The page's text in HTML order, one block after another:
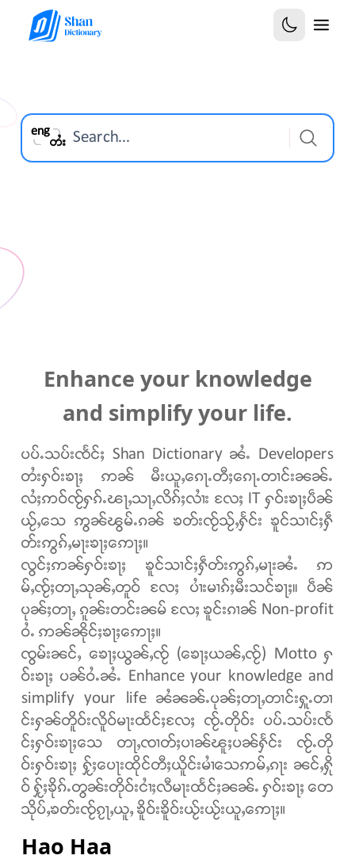
eng
တႆး
Select is focused ,type to refine list, press Down
Search...
Enhance your knowledge
and simplify your life.
ပပ်ႉသပ်းၸႅင်ႈ Shan Dictionary ၼႆႉ Developers
တႆးႁဝ်းၶႃႈ ဢၼ် မီးယူႇၵေႃႉတီႈၵေႃႉတၢင်းၼၼ်ႉ
လႆႈဢဝ်ၸႂ်ႁၵ်ႉၽႃႇသႃႇလိၵ်ႈလၢႆး လႄႈ IT ႁဝ်းၶႃႈပဵၼ်
ယႂ်ႇသေ ဢွၼ်ၽွမ်ႉၵၼ် ၶတ်းၸႂ်သႂ်ႇႁႅင်း ၶူင်သၢင်ႈႁဵ
တ်းဢွၵ်ႇမႃးၶႃႈဢေႃႈ။
လွင်ႈဢၼ်ႁဝ်းၶႃႈ ၶူင်သၢင်ႈႁဵတ်းဢွၵ်ႇမႃးၼႆႉ ဢ
မ်ႇၸႂ်ႈတႃႇသုၼ်ႇတူဝ် လႄႈ ပၢႆးမၢၵ်ႈမီးသင်ၶႃႈ၊၊ ပဵၼ်
ပုၼ်ႈတႃႇ ၵူၼ်းတင်းၼမ် လႄႈ ၶူင်းၵၢၼ် Non-profit
ဝႆႉ ဢၼ်ၼိုင်ႈၶႃႈဢေႃႈ။
ၸွမ်းၼင်ႇ ၶေႃႈယွၼ်ႇၸႂ် (ၶေႃႈယၼ်ႇၸႂ်) Motto ႁ
ဝ်းၶႃႈ ပၼ်ဝႆႉၼႆႉ Enhance your knowledge and
simplify your life ၼႆၼၼ်ႉပုၼ်ႈတႃႇတၢင်းႁူႉတၢ
င်းႁၼ်တိူဝ်းလိူဝ်မႃးထႅင်ႈလႄႈ ၸႂ်ႉတိုဝ်း ပပ်ႉသပ်းၸႅ
င်ႈႁဝ်းၶႃႈသေ တႃႇၸၢတ်ႈပၢၼ်ၽူႈပၼ်ႁႅင်း ၸႂ်ႉတို
ဝ်းႁဝ်းၶႃႈ ႁႂ်ႈပေႃးထိုင်တီႈယိူင်းမၢႆသေဢမ်ႇၵႃး ၼင်ႇႁို
ဝ် ႁႂ်ႈၶိုၵ်ႉတွၼ်းတိုဝ်းငၢႆႈလီမႃးထႅင်ႈၼၼ်ႉ ႁဝ်းၶႃႈ တေ
သိုပ်ႇၶတ်းၸႂ်ၵႂႃႇယူႇ ၶိူဝ်းၶိူဝ်းယႂ်းယႂ်းယူႇဢေႃႈ။
Hao Haa